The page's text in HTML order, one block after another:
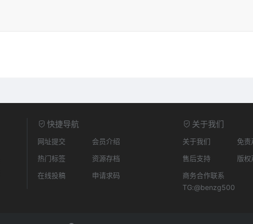
快捷导航
网址提交
会员介绍
热门标签
资源存档
在线投稿
申请求码
关于我们
关于我们
免责
售后支持
版权
商务合作联系
TG:@benzg500